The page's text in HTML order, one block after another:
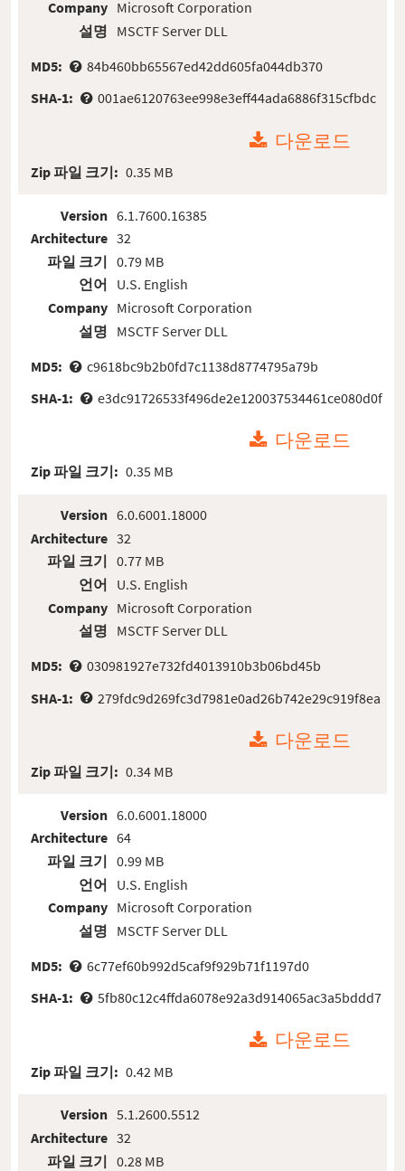
Company
설명
Microsoft Corporation
MSCTF Server DLL
MD5:
84b460bb65567ed42dd605fa044db370
SHA-1:
001ae6120763ee998e3eff44ada6886f315cfbdc
다운로드
Zip 파일 크기: 0.35 MB
Version
Architecture
파일 크기
언어
Company
설명
6.1.7600.16385
32
0.79 MB
U.S. English
Microsoft Corporation
MSCTF Server DLL
MD5:
c9618bc9b2b0fd7c1138d8774795a79b
SHA-1:
e3dc91726533f496de2e120037534461ce080d0f
다운로드
Zip 파일 크기: 0.35 MB
Version
Architecture
파일 크기
언어
Company
설명
6.0.6001.18000
32
0.77 MB
U.S. English
Microsoft Corporation
MSCTF Server DLL
MD5:
030981927e732fd4013910b3b06bd45b
SHA-1:
279fdc9d269fc3d7981e0ad26b742e29c919f8ea
다운로드
Zip 파일 크기: 0.34 MB
Version
Architecture
파일 크기
언어
Company
설명
6.0.6001.18000
64
0.99 MB
U.S. English
Microsoft Corporation
MSCTF Server DLL
MD5:
6c77ef60b992d5caf9f929b71f1197d0
SHA-1:
5fb80c12c4ffda6078e92a3d914065ac3a5bddd7
다운로드
Zip 파일 크기: 0.42 MB
Version
Architecture
파일 크기
5.1.2600.5512
32
0.28 MB